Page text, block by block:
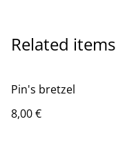
Related items
Pin's bretzel
8,00 €